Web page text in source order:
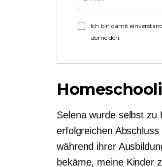
Ich bin damit
abmelden.
Selena wurde selbst zu
erfolgreichen
während ihrer
bekäme, meine Kinder